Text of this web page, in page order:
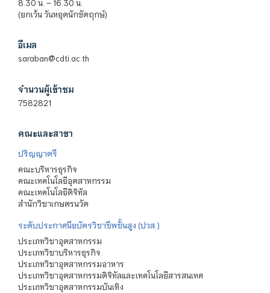
8.30 น. – 16.30 น.
(ยกเว้น วันหยุดนักขัตฤกษ์)
อีเมล
saraban@cdti.ac.th
จำนวนผู้เข้าชม
7582821
คณะและสาขา
ปริญญาตรี
คณะบริหารธุรกิจ
คณะเทคโนโลยีอุตสาหกรรม
คณะเทคโนโลยีดิจิทัล
สำนักวิชาเกษตรนวัต
ระดับประกาศนียบัตรวิชาชีพชั้นสูง (ปวส.)
ประเภทวิชาอุตสาหกรรม
ประเภทวิชาบริหารธุรกิจ
ประเภทวิชาอุตสาหกรรมอาหาร
ประเภทวิชาอุตสาหกรรมดิจิทัลและเทคโนโลยีสารสนเทศ
ประเภทวิชาอุตสาหกรรมบันเทิง